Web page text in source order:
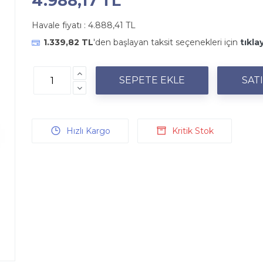
Havale fiyatı : 4.888,41 TL
1.339,82 TL'den başlayan taksit seçenekleri için